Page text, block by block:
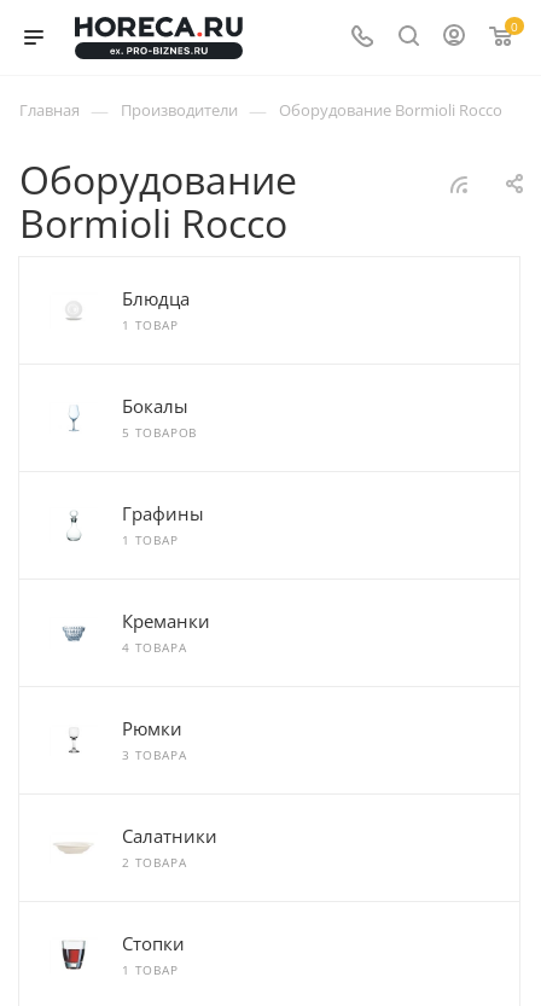
0
Главная — Производители — Оборудование Bormioli Rocco
Оборудование
Bormioli Rocco
Блюдца
1 ТОВАР
Бокалы
5 ТОВАРОВ
Графины
1 ТОВАР
Креманки
4 ТОВАРА
Рюмки
3 ТОВАРА
Салатники
2 ТОВАРА
Стопки
1 ТОВАР